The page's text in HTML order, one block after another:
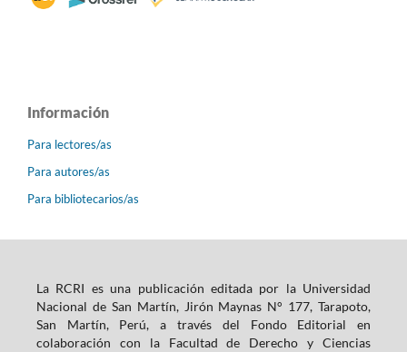
Información
Para lectores/as
Para autores/as
Para bibliotecarios/as
La RCRI es una publicación editada por la Universidad
Nacional de San Martín, Jirón Maynas N° 177, Tarapoto,
San Martín, Perú, a través del Fondo Editorial en
colaboración con la Facultad de Derecho y Ciencias